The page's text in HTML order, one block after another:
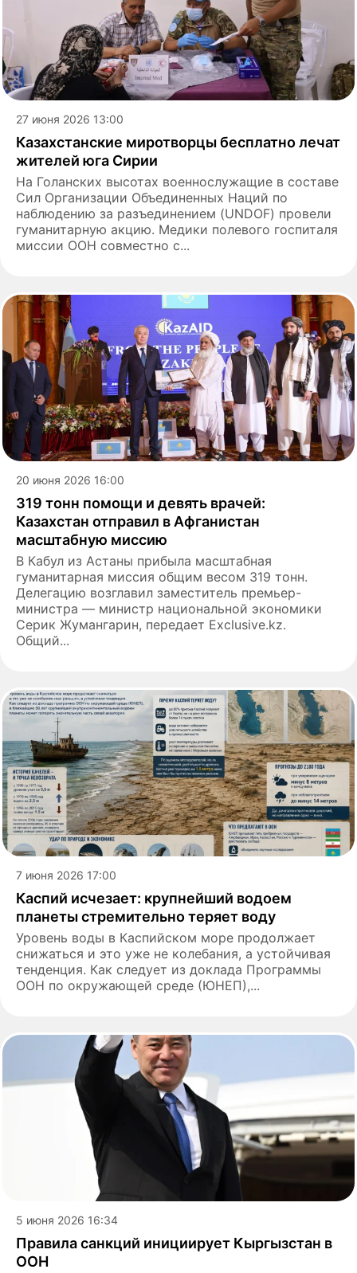
27 июня 2026 13:00
Казахстанские миротворцы бесплатно лечат
жителей юга Сирии
На Голанских высотах военнослужащие в составе
Сил Организации Объединенных Наций по
наблюдению за разъединением (UNDOF) провели
гуманитарную акцию. Медики полевого госпиталя
миссии ООН совместно с...
20 июня 2026 16:00
319 тонн помощи и девять врачей:
Казахстан отправил в Афганистан
масштабную миссию
В Кабул из Астаны прибыла масштабная
гуманитарная миссия общим весом 319 тонн.
Делегацию возглавил заместитель премьер-
министра — министр национальной экономики
Серик Жумангарин, передает Exclusive.kz.
Общий...
7 июня 2026 17:00
Каспий исчезает: крупнейший водоем
планеты стремительно теряет воду
Уровень воды в Каспийском море продолжает
снижаться и это уже не колебания, а устойчивая
тенденция. Как следует из доклада Программы
ООН по окружающей среде (ЮНЕП),...
5 июня 2026 16:34
Правила санкций инициирует Кыргызстан в
ООН